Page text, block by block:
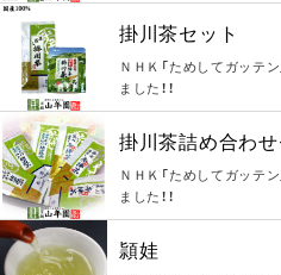
掛川茶セット
ＮＨＫ「ためしてガッテン
ました！！
掛川茶詰め合わせ
ＮＨＫ「ためしてガッテン
ました！！
頴娃